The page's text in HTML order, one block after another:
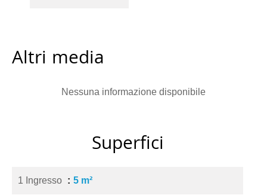
Altri media
Nessuna informazione disponibile
Superfici
1 Ingresso 5 m²